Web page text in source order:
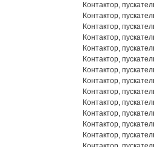
Контактор,
Контактор,
Контактор,
Контактор,
Контактор,
Контактор,
Контактор,
Контактор,
Контактор,
Контактор,
Контактор,
Контактор,
Контактор,